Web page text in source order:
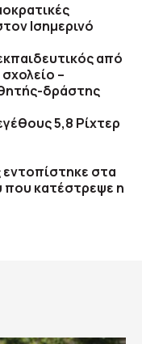
Ισημερινό
από
–
δράστης
5,8 Ρίχτερ
στα
που κατέστρεψε η